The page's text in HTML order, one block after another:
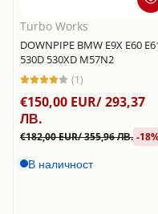
Turbo Works
DOWNPIPE BMW E9X E60
530D 530XD M57N2
(1)
€150,00 EUR/ 293,37
ЛВ.
€182,00 EUR/ 355,96 ЛВ. -
В наличност